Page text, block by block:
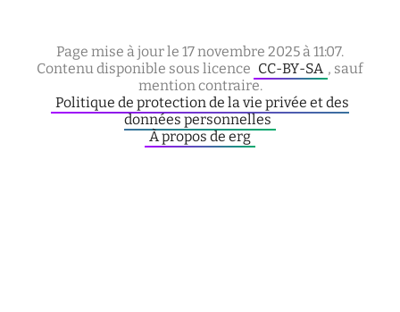
Page mise à jour le 17 novembre 2025 à 11:07.
Contenu disponible sous licence CC-BY-SA , sauf
mention contraire.
Politique de protection de la vie privée et des
données personnelles
À propos de erg